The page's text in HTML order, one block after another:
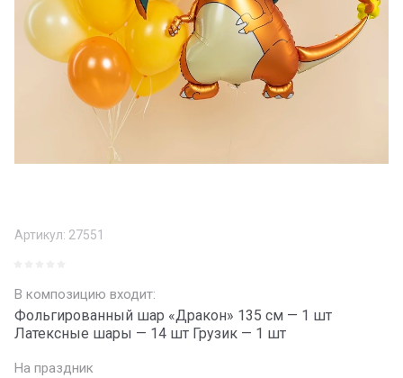
Артикул: 27551
В композицию входит:
Фольгированный шар «Дракон» 135 см — 1 шт
Латексные шары — 14 шт Грузик — 1 шт
На праздник